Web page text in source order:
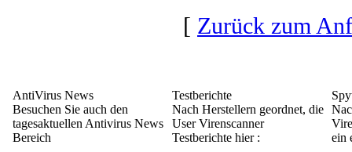
[ Zurück zum
AntiVirus News
Besuchen Sie auch den
tagesaktuellen Antivirus News
Bereich
Testberichte
Nach Herstellern geordnet, die
User Virenscanner
Testberichte hier :
ein